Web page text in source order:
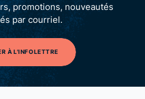
promotions, nouveautés
par courriel.
À L'INFOLETTRE